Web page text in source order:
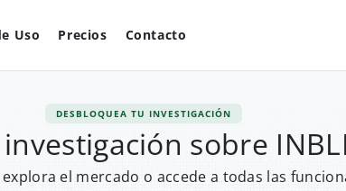
Uso Precios Contacto
DESBLOQUEA TU INVESTIGACIÓN
sobre
el mercado o accede a todas las